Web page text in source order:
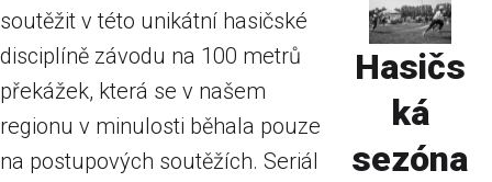
soutěžit v této unikátní hasičské
disciplíně závodu na 100 metrů
překážek, která se v našem
regionu v minulosti běhala pouze
na postupových soutěžích. Seriál
Hasičs
ká
sezóna